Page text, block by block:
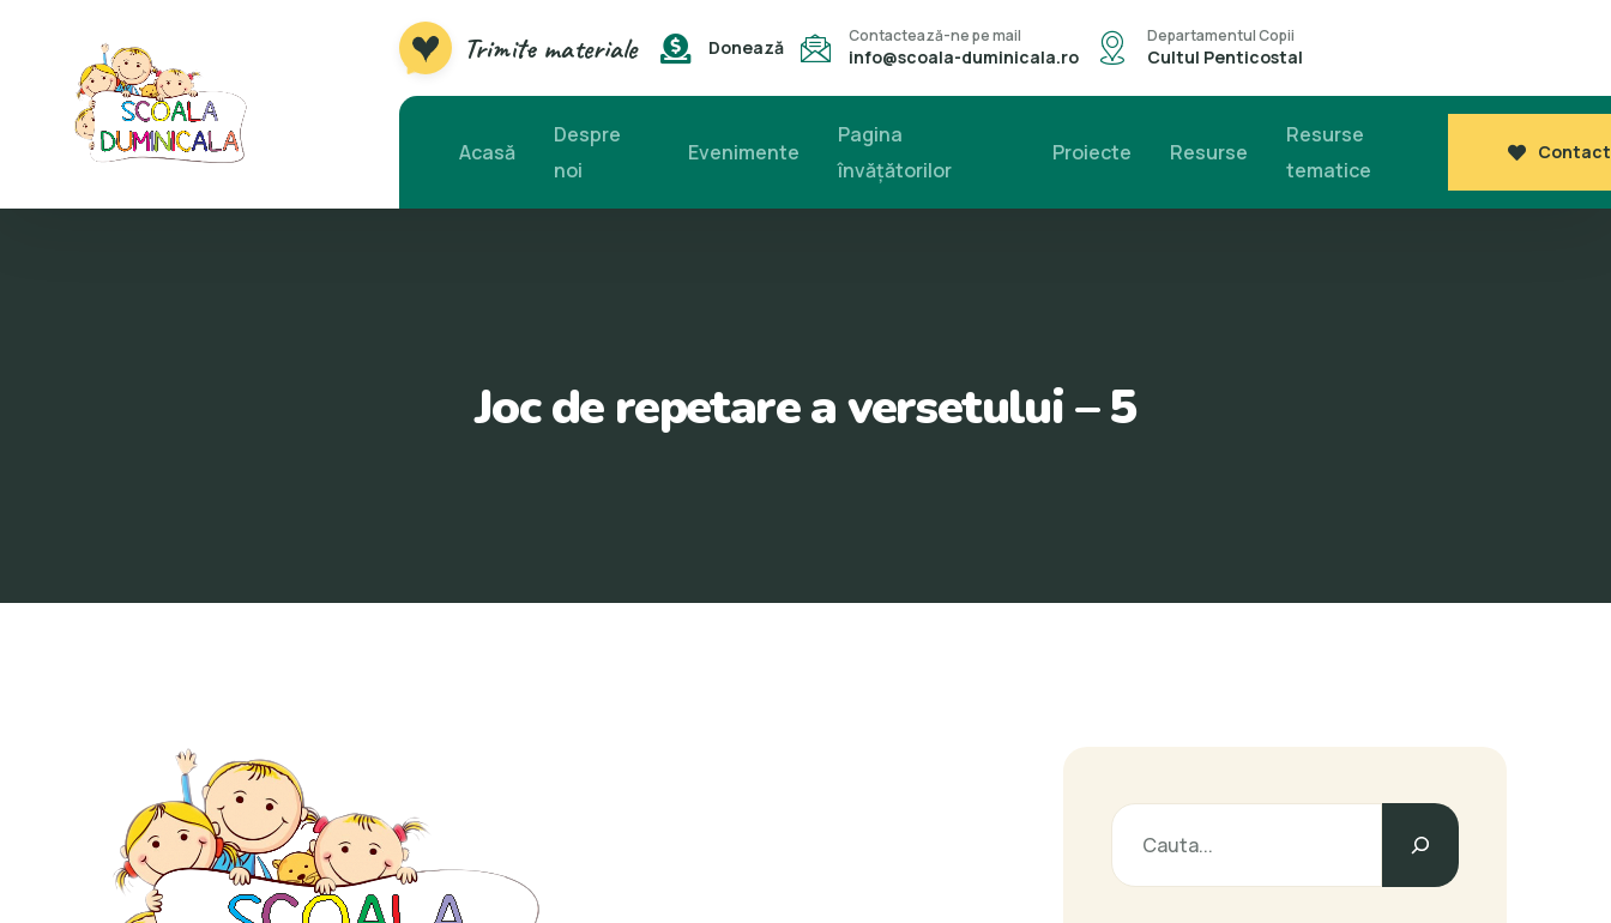
Trimite materiale Donează
Contactează-ne pe mail
info@scoala-duminicala.ro
Departamentul Copii
Cultul Penticostal
Acasă
Despre
noi
Evenimente
Pagina
învăţătorilor
Proiecte Resurse
Resurse
tematice
Contact
Joc de repetare a versetului – 5